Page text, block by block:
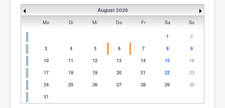
August 2026
Mo Di Mi Do Fr Sa So
1
2
3
4 5 6 7 8
9
10
11 12 13 14 15
16
17
18 19 20 21 22
23
24
25 26 27 28 29
30
31